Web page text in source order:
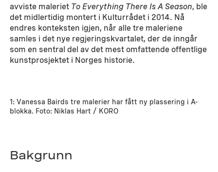
avviste maleriet To Everything There Is A Season, ble
det midlertidig montert i Kulturrådet i 2014. Nå
endres konteksten igjen, når alle tre maleriene
samles i det nye regjeringskvartalet, der de inngår
som en sentral del av det mest omfattende offentlige
kunstprosjektet i Norges historie.
1: Vanessa Bairds tre malerier har fått ny plassering i A-
blokka. Foto: Niklas Hart / KORO
Bakgrunn